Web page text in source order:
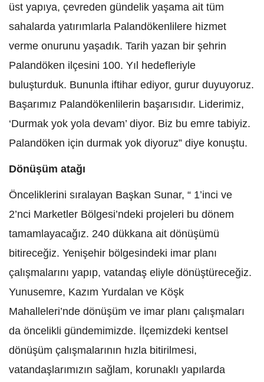
üst yapıya, çevreden gündelik yaşama ait tüm
sahalarda yatırımlarla Palandökenlilere hizmet
verme onurunu yaşadık. Tarih yazan bir şehrin
Palandöken ilçesini 100. Yıl hedefleriyle
buluşturduk. Bununla iftihar ediyor, gurur duyuyoruz.
Başarımız Palandökenlilerin başarısıdır. Liderimiz,
‘Durmak yok yola devam’ diyor. Biz bu emre tabiyiz.
Palandöken için durmak yok diyoruz” diye konuştu.
Dönüşüm atağı
Önceliklerini sıralayan Başkan Sunar, “ 1’inci ve
2’nci Marketler Bölgesi’ndeki projeleri bu dönem
tamamlayacağız. 240 dükkana ait dönüşümü
bitireceğiz. Yenişehir bölgesindeki imar planı
çalışmalarını yapıp, vatandaş eliyle dönüştüreceğiz.
Yunusemre, Kazım Yurdalan ve Köşk
Mahalleleri’nde dönüşüm ve imar planı çalışmaları
da öncelikli gündemimizde. İlçemizdeki kentsel
dönüşüm çalışmalarının hızla bitirilmesi,
vatandaşlarımızın sağlam, korunaklı yapılarda